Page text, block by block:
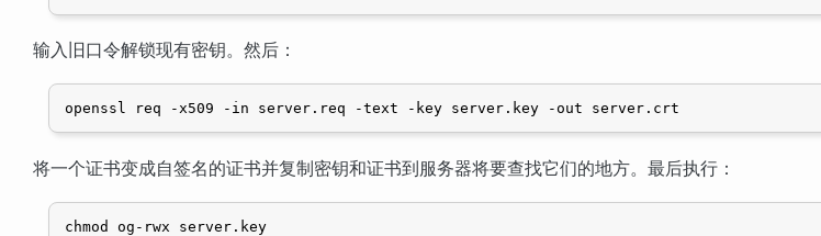
输入旧口令解锁现有密钥。然后：
openssl req -x509 -in server.req -text -key server.key -out server.crt
将一个证书变成自签名的证书并复制密钥和证书到服务器将要查找它们的地方。最后执行：
chmod og-rwx server.key